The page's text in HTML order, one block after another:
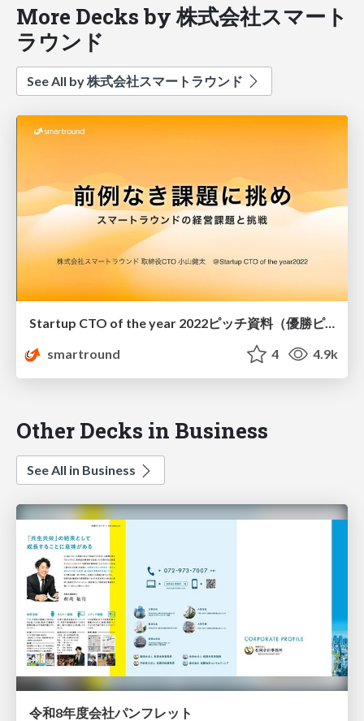
More Decks by 株式会社スマート
ラウンド
See All by 株式会社スマートラウンド
Startup CTO of the year 2022ピッチ資料（優勝ピッチ）
smartround
4 4.9k
Other Decks in Business
See All in Business
令和8年度会社パンフレット